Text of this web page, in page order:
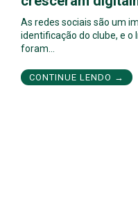
As redes sociais são um
identificação do clube, e o
foram…
CONTINUE LENDO →